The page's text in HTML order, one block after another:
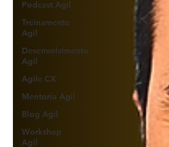
Podcast Agil
Treinamento
Agil
Desenvolvimento
Agil
Agile CX
Mentoria Agil
Blog Agil
Workshop
Agil